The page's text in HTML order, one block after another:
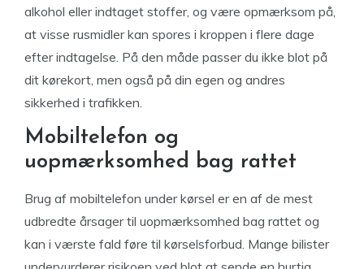
alkohol eller indtaget stoffer, og være opmærksom på,
at visse rusmidler kan spores i kroppen i flere dage
efter indtagelse. På den måde passer du ikke blot på
dit kørekort, men også på din egen og andres
sikkerhed i trafikken.
Mobiltelefon og
uopmærksomhed bag rattet
Brug af mobiltelefon under kørsel er en af de mest
udbredte årsager til uopmærksomhed bag rattet og
kan i værste fald føre til kørselsforbud. Mange bilister